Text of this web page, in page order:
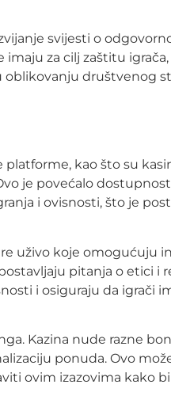
svijesti o
za cilj zaštitu
društvenog
kao što su
je povećalo
i ovisnosti, što je
uživo koje omogućuju
pitanja o etici i
i osiguraju da igrači
Kazina nude razne
ponuda. Ovo
ovim izazovima kako